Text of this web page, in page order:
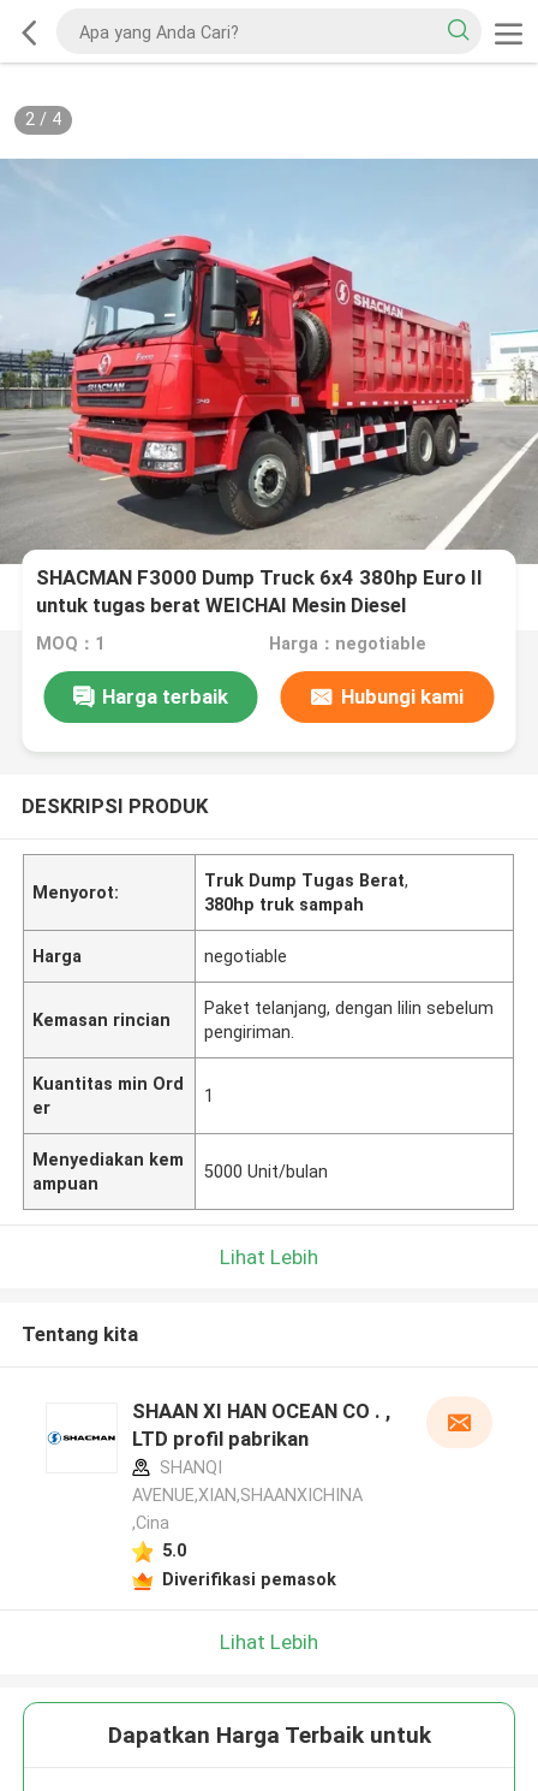
2/ 4
SHACMAN F3000 Dump Truck 6x4 380hp Euro II
untuk tugas berat WEICHAI Mesin Diesel
MOQ：1 Harga：negotiable
Harga terbaik Hubungi kami
DESKRIPSI PRODUK
Menyorot:
Truk Dump Tugas Berat,
380hp truk sampah
Harga negotiable
Kemasan rincian
Paket telanjang, dengan lilin sebelum
pengiriman.
Kuantitas min Ord
er
1
Menyediakan kem
ampuan
5000 Unit/bulan
Lihat Lebih
Tentang kita
SHAAN XI HAN OCEAN CO . ,
LTD profil pabrikan
SHANQI
AVENUE,XIAN,SHAANXICHINA
,Cina
5.0
Diverifikasi pemasok
Lihat Lebih
Dapatkan Harga Terbaik untuk